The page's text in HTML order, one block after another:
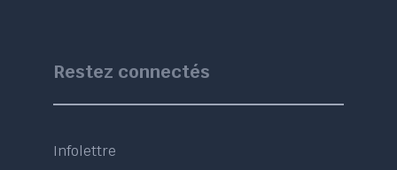
Restez connectés
Infolettre